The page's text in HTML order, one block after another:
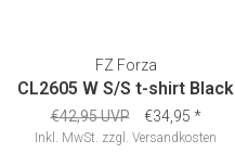
FZ Forza
CL2605 W S/S t-shirt Black
€42,95 UVP €34,95 *
Inkl. MwSt. zzgl. Versandkosten